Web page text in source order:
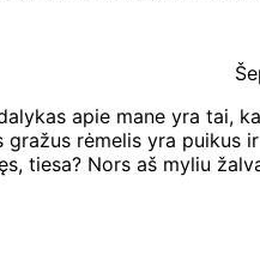
apie mane yra tai,
gražus rėmelis yra puikus
tiesa? Nors aš myliu